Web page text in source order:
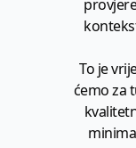
To je
ćemo za